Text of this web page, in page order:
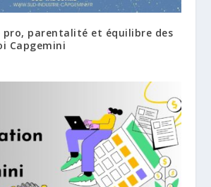
pro, parentalité et équilibre des
Capgemini